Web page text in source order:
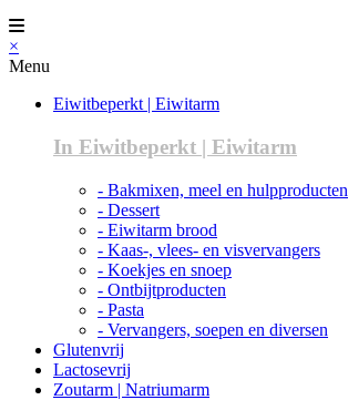
×
Menu
Eiwitbeperkt | Eiwitarm
In Eiwitbeperkt | Eiwitarm
- Bakmixen, meel en hulpproducten
- Dessert
- Eiwitarm brood
- Kaas-, vlees- en visvervangers
- Koekjes en snoep
- Ontbijtproducten
- Pasta
- Vervangers, soepen en diversen
Glutenvrij
Lactosevrij
Zoutarm | Natriumarm